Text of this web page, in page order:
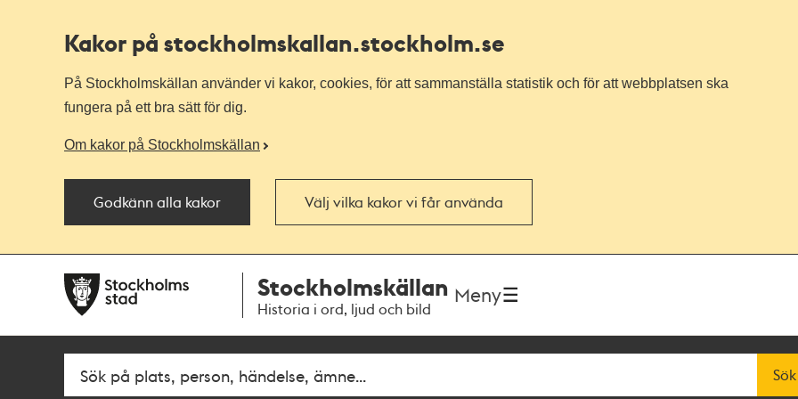
Kakor på stockholmskallan.stockholm.se
På Stockholmskällan använder vi kakor, cookies, för att sammanställa statistik och för att webbplatsen ska
fungera på ett bra sätt för dig.
Om kakor på Stockholmskällan
Godkänn alla kakor Välj vilka kakor vi får använda
navigationen
huvudinnehållet
Stockholmskällan
Historia i ord, ljud och bild
Meny
Fritextsök Sök